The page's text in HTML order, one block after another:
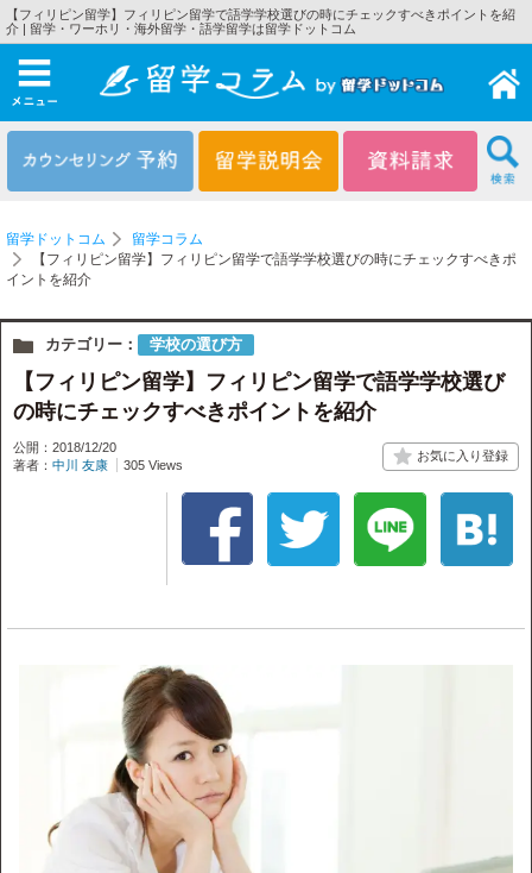
【フィリピン留学】フィリピン留学で語学学校選びの時にチェックすべきポイントを紹
介 | 留学・ワーホリ・海外留学・語学留学は留学ドットコム
メニュー
留学ドットコム
留学コラム
【フィリピン留学】フィリピン留学で語学学校選びの時にチェックすべきポ
イントを紹介
カテゴリー： 学校の選び方
【フィリピン留学】フィリピン留学で語学学校選び
の時にチェックすべきポイントを紹介
公開：2018/12/20
著者： 中川 友康 305 Views